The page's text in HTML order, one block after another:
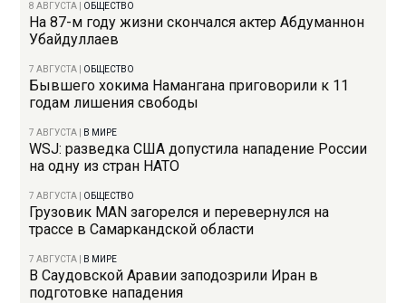
8 АВГУСТА ОБЩЕСТВО
На 87-м году жизни скончался актер Абдуманнон
Убайдуллаев
7 АВГУСТА ОБЩЕСТВО
Бывшего хокима Намангана приговорили к 11
годам лишения свободы
7 АВГУСТА В МИРЕ
WSJ: разведка США допустила нападение России
на одну из стран НАТО
7 АВГУСТА ОБЩЕСТВО
Грузовик MAN загорелся и перевернулся на
трассе в Самаркандской области
7 АВГУСТА В МИРЕ
В Саудовской Аравии заподозрили Иран в
подготовке нападения